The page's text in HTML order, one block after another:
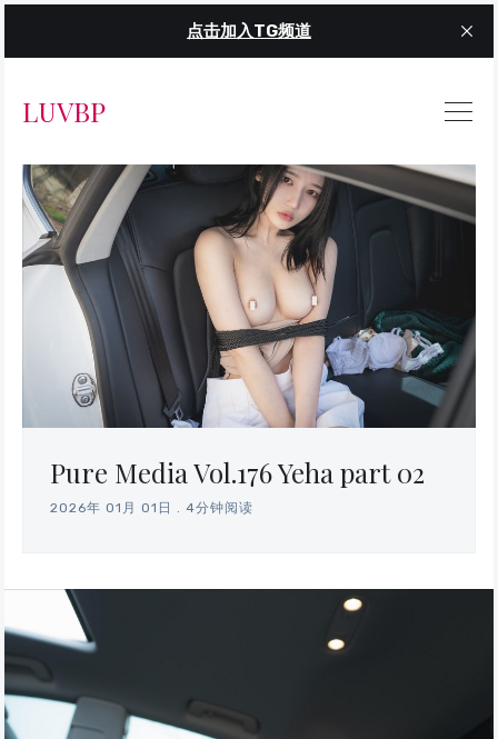
点击加入TG频道
LUVBP
Pure Media Vol.176 Yeha part 02
2026年 01月 01日 4分钟阅读